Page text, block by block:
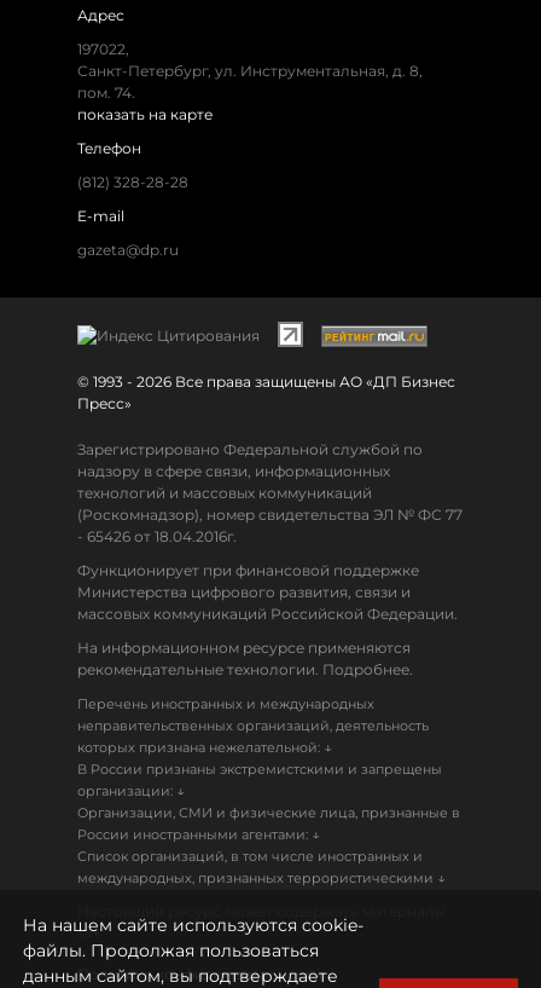
Адрес
197022,
Санкт-Петербург, ул. Инструментальная, д. 8,
пом. 74.
показать на карте
Телефон
(812) 328-28-28
E-mail
gazeta@dp.ru
© 1993 - 2026 Все права защищены АО «ДП Бизнес
Пресс»
Зарегистрировано Федеральной службой по
надзору в сфере связи, информационных
технологий и массовых коммуникаций
(Роскомнадзор), номер свидетельства ЭЛ № ФС 77
- 65426 от 18.04.2016г.
Функционирует при финансовой поддержке
Министерства цифрового развития, связи и
массовых коммуникаций Российской Федерации.
На информационном ресурсе применяются
рекомендательные технологии. Подробнее.
Перечень иностранных и международных
неправительственных организаций, деятельность
которых признана нежелательной: ↓
В России признаны экстремистскими и запрещены
организации: ↓
Организации, СМИ и физические лица, признанные в
России иностранными агентами: ↓
Список организаций, в том числе иностранных и
международных, признанных террористическими ↓
18+
Политика конфиденциальности
На нашем сайте используются cookie-
файлы. Продолжая пользоваться
данным сайтом, вы подтверждаете